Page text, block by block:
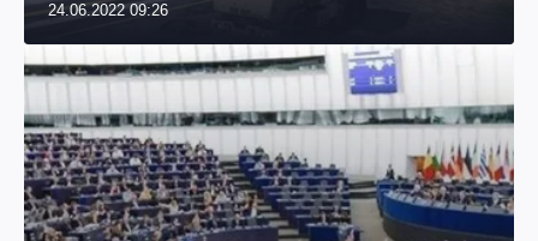
24.06.2022 09:26